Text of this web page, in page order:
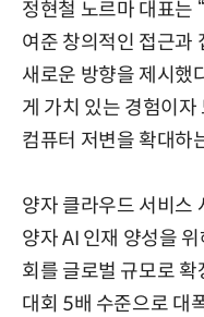
정현철 노르마 대표는
여준 창의적인 접근과
새로운 방향을 제시했
게 가치 있는 경험이
컴퓨터 저변을 확대하
양자 클라우드 서비스
양자 AI 인재 양성을
회를 글로벌 규모로
대회 5배 수준으로 대